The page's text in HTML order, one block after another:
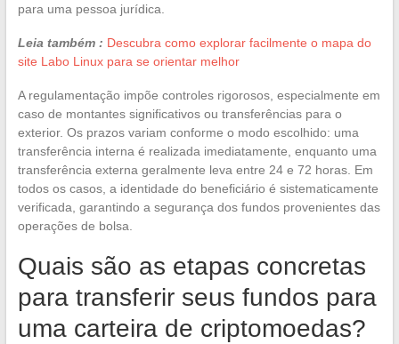
para uma pessoa jurídica.
Leia também : Descubra como explorar facilmente o mapa do
site Labo Linux para se orientar melhor
A regulamentação impõe controles rigorosos, especialmente em
caso de montantes significativos ou transferências para o
exterior. Os prazos variam conforme o modo escolhido: uma
transferência interna é realizada imediatamente, enquanto uma
transferência externa geralmente leva entre 24 e 72 horas. Em
todos os casos, a identidade do beneficiário é sistematicamente
verificada, garantindo a segurança dos fundos provenientes das
operações de bolsa.
Quais são as etapas concretas
para transferir seus fundos para
uma carteira de criptomoedas?